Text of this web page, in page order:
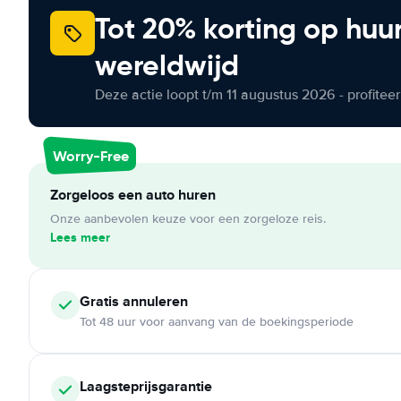
Tot 20% korting op
wereldwijd
Deze actie loopt t/m 11 augustus 2026 -
Worry-Free
Zorgeloos een auto huren
Onze aanbevolen keuze voor een zorgeloze reis.
Lees meer
Gratis annuleren
Tot 48 uur voor aanvang van de boekingsperiode
Laagsteprijsgarantie